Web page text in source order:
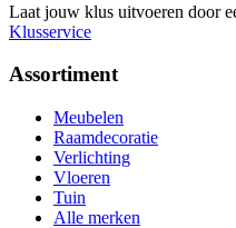
Laat jouw klus uitvoeren door
Klusservice
Assortiment
Meubelen
Raamdecoratie
Verlichting
Vloeren
Tuin
Alle merken